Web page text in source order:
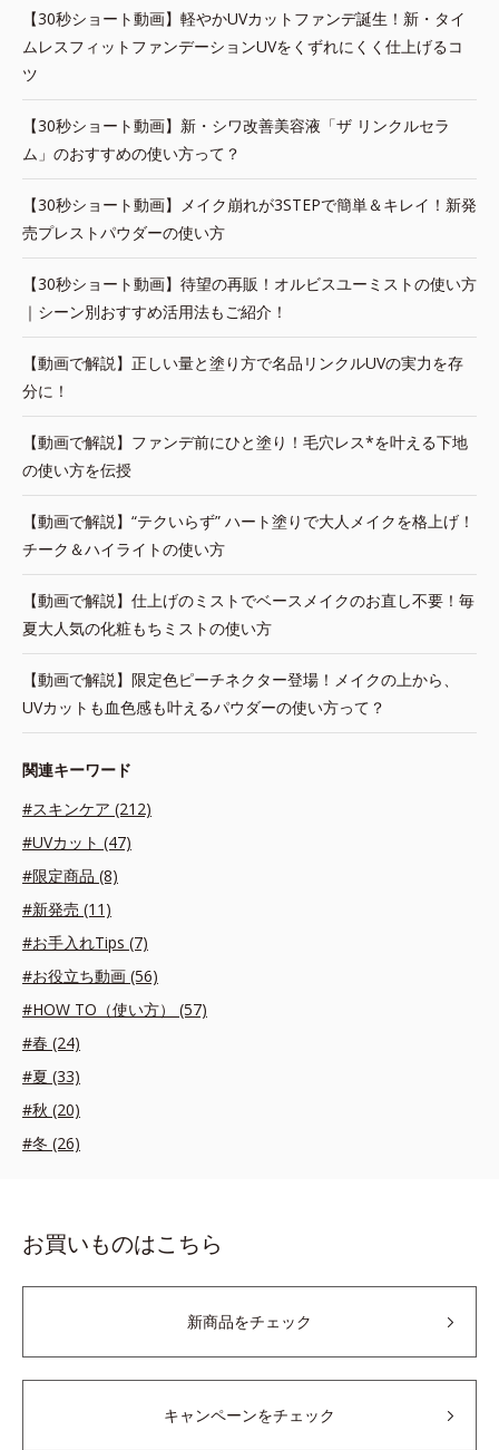
【30秒ショート動画】軽やかUVカットファンデ誕生！新・タイ
ムレスフィットファンデーションUVをくずれにくく仕上げるコ
ツ
【30秒ショート動画】新・シワ改善美容液「ザ リンクルセラ
ム」のおすすめの使い方って？
【30秒ショート動画】メイク崩れが3STEPで簡単＆キレイ！新発
売プレストパウダーの使い方
【30秒ショート動画】待望の再販！オルビスユーミストの使い方
｜シーン別おすすめ活用法もご紹介！
【動画で解説】正しい量と塗り方で名品リンクルUVの実力を存
分に！
【動画で解説】ファンデ前にひと塗り！毛穴レス*を叶える下地
の使い方を伝授
【動画で解説】“テクいらず” ハート塗りで大人メイクを格上げ！
チーク＆ハイライトの使い方
【動画で解説】仕上げのミストでベースメイクのお直し不要！毎
夏大人気の化粧もちミストの使い方
【動画で解説】限定色ピーチネクター登場！メイクの上から、
UVカットも血色感も叶えるパウダーの使い方って？
関連キーワード
#スキンケア (212)
#UVカット (47)
#限定商品 (8)
#新発売 (11)
#お手入れTips (7)
#お役立ち動画 (56)
#HOW TO（使い方） (57)
#春 (24)
#夏 (33)
#秋 (20)
#冬 (26)
お買いものはこちら
新商品をチェック
キャンペーンをチェック